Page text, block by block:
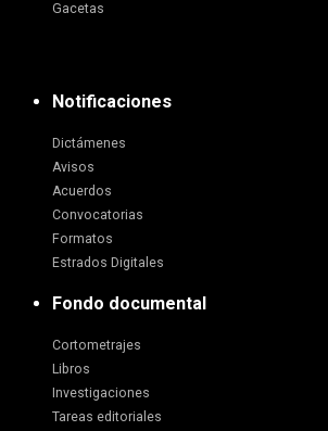
Gacetas
Notificaciones
Dictámenes
Avisos
Acuerdos
Convocatorias
Formatos
Estrados Digitales
Fondo documental
Cortometrajes
Libros
Investigaciones
Tareas editoriales